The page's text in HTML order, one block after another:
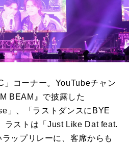
」コーナー。 YouTubeチャン
BEAM 』で披露した
」、「ラストダンスに BYE
ラストは「 Just Like Dat feat.
ラップリレーに、客席からも